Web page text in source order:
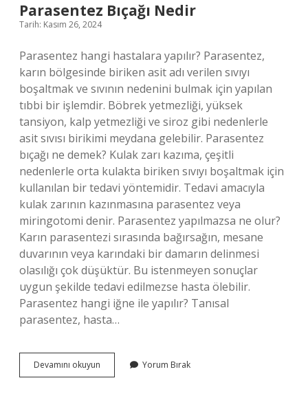
Parasentez Bıçağı Nedir
Tarih: Kasım 26, 2024
Parasentez hangi hastalara yapılır? Parasentez,
karın bölgesinde biriken asit adı verilen sıvıyı
boşaltmak ve sıvının nedenini bulmak için yapılan
tıbbi bir işlemdir. Böbrek yetmezliği, yüksek
tansiyon, kalp yetmezliği ve siroz gibi nedenlerle
asit sıvısı birikimi meydana gelebilir. Parasentez
bıçağı ne demek? Kulak zarı kazıma, çeşitli
nedenlerle orta kulakta biriken sıvıyı boşaltmak için
kullanılan bir tedavi yöntemidir. Tedavi amacıyla
kulak zarının kazınmasına parasentez veya
miringotomi denir. Parasentez yapılmazsa ne olur?
Karın parasentezi sırasında bağırsağın, mesane
duvarının veya karındaki bir damarın delinmesi
olasılığı çok düşüktür. Bu istenmeyen sonuçlar
uygun şekilde tedavi edilmezse hasta ölebilir.
Parasentez hangi iğne ile yapılır? Tanısal
parasentez, hasta…
Devamını okuyun Parasentez
Bıçağı
Yorum Bırak